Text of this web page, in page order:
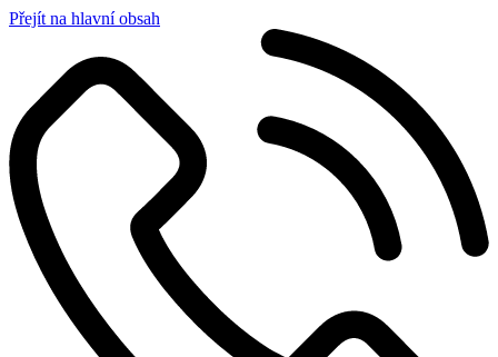
Přejít na hlavní obsah